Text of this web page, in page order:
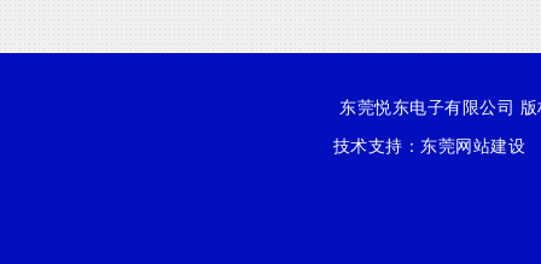
东莞悦东电子有限公司
技术支持： 东莞网站建设